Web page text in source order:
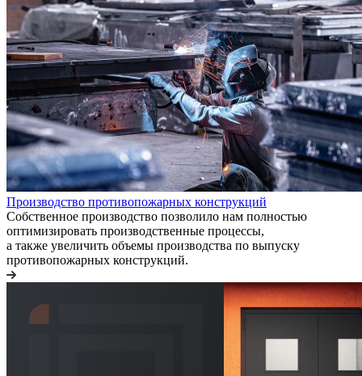
Производство противопожарных конструкций
Собственное производство позволило нам полностью
оптимизировать производственные процессы,
а также увеличить объемы производства по выпуску
противопожарных конструкций.